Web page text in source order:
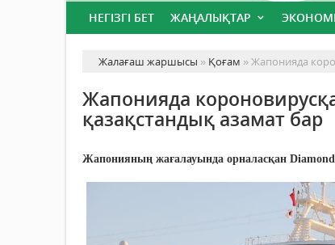
НЕГІЗГІ БЕТ ЖАҢАЛЫҚТАР
Жалағаш жаршысы » Қоғам » Жапонияда
Жапонияда
қазақстандық азамат бар
Жапонияның жағалауында орналасқан Diamond